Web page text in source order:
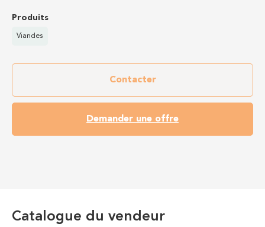
Produits
Viandes
Contacter
Demander une offre
Catalogue du vendeur